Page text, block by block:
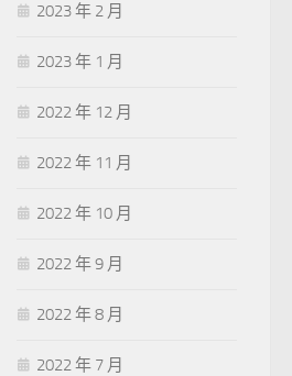
2023 年 2 月
2023 年 1 月
2022 年 12 月
2022 年 11 月
2022 年 10 月
2022 年 9 月
2022 年 8 月
2022 年 7 月